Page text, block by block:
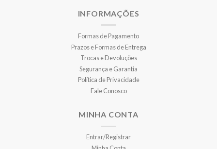
INFORMAÇÕES
Formas de Pagamento
Prazos e Formas de Entrega
Trocas e Devoluções
Segurança e Garantia
Política de Privacidade
Fale Conosco
MINHA CONTA
Entrar/Registrar